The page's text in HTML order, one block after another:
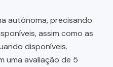
autônoma, precisando
assim como as
disponíveis.
uma avaliação de 5